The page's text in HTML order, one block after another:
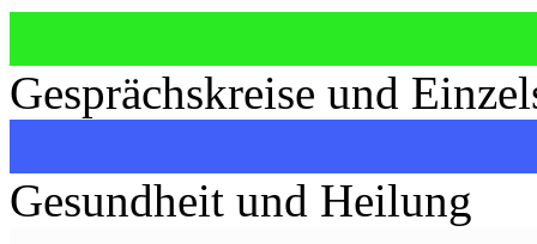
Gesprächskreise und
Gesundheit und Heilung